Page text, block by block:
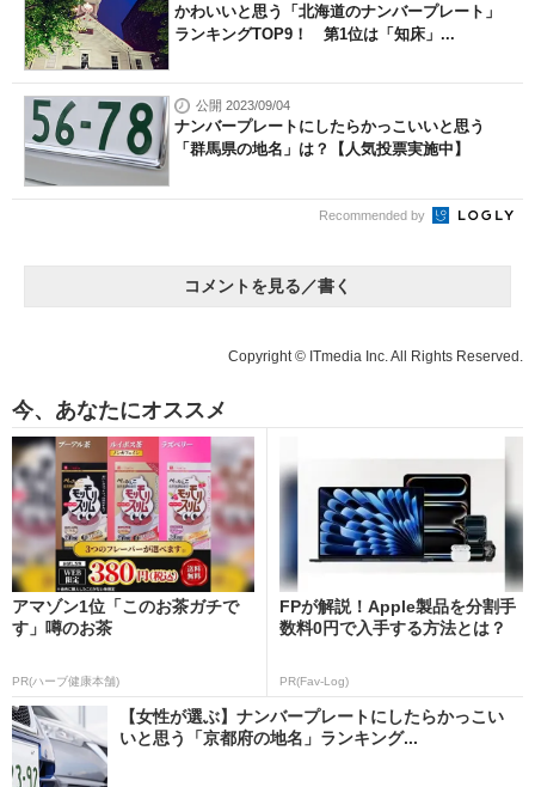
かわいいと思う「北海道のナンバープレート」
ランキングTOP9！ 第1位は「知床」...
公開 2023/09/04
ナンバープレートにしたらかっこいいと思う
「群馬県の地名」は？【人気投票実施中】
Recommended by
コメントを見る／書く
Copyright © ITmedia Inc. All Rights Reserved.
今、あなたにオススメ
アマゾン1位「このお茶ガチで
す」噂のお茶
PR(ハーブ健康本舗)
FPが解説！Apple製品を分割手
数料0円で入手する方法とは？
PR(Fav-Log)
【女性が選ぶ】ナンバープレートにしたらかっこい
いと思う「京都府の地名」ランキング...